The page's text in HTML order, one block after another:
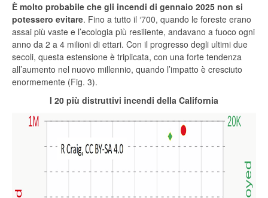
È molto probabile che gli incendi di gennaio 2025 non si
potessero evitare. Fino a tutto il ‘700, quando le foreste erano
assai più vaste e l’ecologia più resiliente, andavano a fuoco ogni
anno da 2 a 4 milioni di ettari. Con il progresso degli ultimi due
secoli, questa estensione è triplicata, con una forte tendenza
all’aumento nel nuovo millennio, quando l’impatto è cresciuto
enormemente (Fig. 3).
I 20 più distruttivi incendi della California